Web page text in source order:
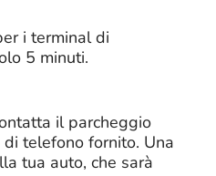
i terminal di
5 minuti.
il parcheggio
telefono fornito. Una
tua auto, che sarà